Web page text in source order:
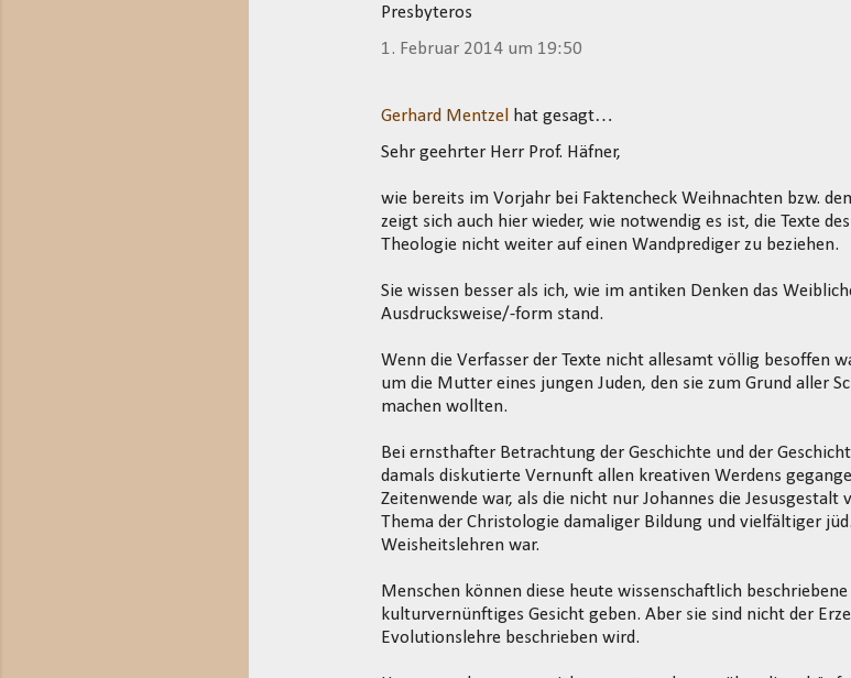
Presbyteros
1. Februar 2014 um 19:50
Gerhard Mentzel
hat gesagt…
Sehr geehrter Herr Prof. Häfner,
wie bereits im Vorjahr bei Faktencheck Weihnachten bzw.
zeigt sich auch hier wieder, wie notwendig es ist, die Texte
Theologie nicht weiter auf einen Wandprediger zu beziehen.
Sie wissen besser als ich, wie im antiken Denken das
Ausdrucksweise/-form stand.
Wenn die Verfasser der Texte nicht allesamt völlig besoffen
um die Mutter eines jungen Juden, den sie zum Grund aller
machen wollten.
Bei ernsthafter Betrachtung der Geschichte und der
damals diskutierte Vernunft allen kreativen Werdens
Zeitenwende war, als die nicht nur Johannes die
Thema der Christologie damaliger Bildung und vielfältiger
Weisheitslehren war.
Menschen können diese heute wissenschaftlich
kulturvernünftiges Gesicht geben. Aber sie sind nicht der
Evolutionslehre beschrieben wird.